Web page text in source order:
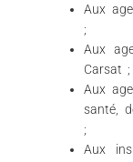
Aux
;
Aux
Carsat ;
Aux
santé,
;
Aux